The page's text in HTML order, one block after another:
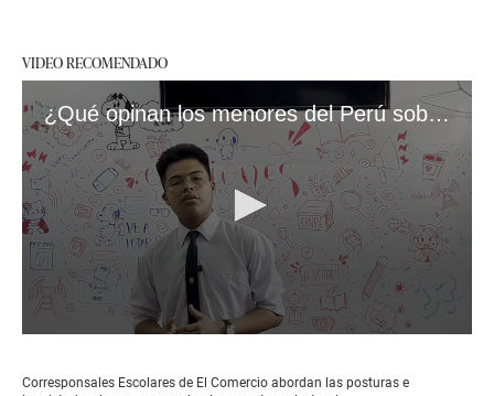
VIDEO RECOMENDADO
¿Qué opinan los menores del Perú sobre las elecciones del 2026?
of
Corresponsales Escolares de El Comercio abordan las posturas e